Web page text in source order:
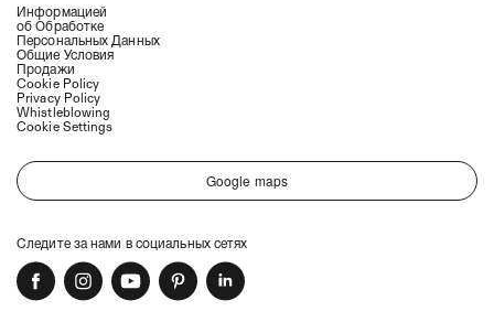
Информацией
об Oбработке
Персональных Данных
Общие Условия
Продажи
Cookie Policy
Privacy Policy
Whistleblowing
Cookie Settings
Google maps
Следите за нами в социальных сетях